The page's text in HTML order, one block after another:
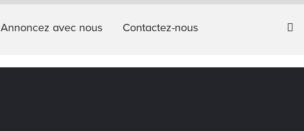
Annoncez avec nous Contactez-nous